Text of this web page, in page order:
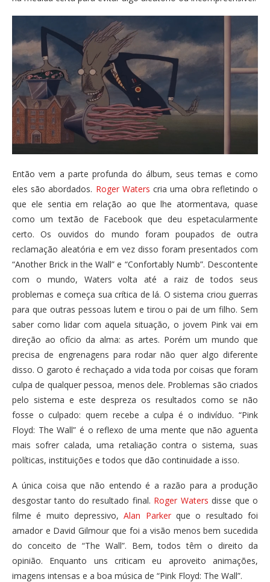
Então vem a parte profunda do álbum, seus temas e como
eles são abordados. Roger Waters cria uma obra refletindo o
que ele sentia em relação ao que lhe atormentava, quase
como um textão de Facebook que deu espetacularmente
certo. Os ouvidos do mundo foram poupados de outra
reclamação aleatória e em vez disso foram presentados com
“Another Brick in the Wall” e “Confortably Numb”. Descontente
com o mundo, Waters volta até a raiz de todos seus
problemas e começa sua crítica de lá. O sistema criou guerras
para que outras pessoas lutem e tirou o pai de um filho. Sem
saber como lidar com aquela situação, o jovem Pink vai em
direção ao ofício da alma: as artes. Porém um mundo que
precisa de engrenagens para rodar não quer algo diferente
disso. O garoto é rechaçado a vida toda por coisas que foram
culpa de qualquer pessoa, menos dele. Problemas são criados
pelo sistema e este despreza os resultados como se não
fosse o culpado: quem recebe a culpa é o indivíduo. “Pink
Floyd: The Wall” é o reflexo de uma mente que não aguenta
mais sofrer calada, uma retaliação contra o sistema, suas
políticas, instituições e todos que dão continuidade a isso.
A única coisa que não entendo é a razão para a produção
desgostar tanto do resultado final. Roger Waters disse que o
filme é muito depressivo,Alan Parkerque o resultado foi
amador e David Gilmour que foi a visão menos bem sucedida
do conceito de “The Wall”. Bem, todos têm o direito da
opinião. Enquanto uns criticam eu aproveito animações,
imagens intensas e a boa música de “Pink Floyd: The Wall”.